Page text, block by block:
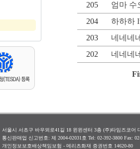
205
엄마 수
204
하하하
203
네네네
202
네네네
서울시 서초구 바우뫼로41길 18 윈윈센터 3층 (주)타임즈코어
통신판매업 신고번호: 제 2004-02031호 Tel: 02-392-3800 Fax:
개인정보보호배상책임보험 - 메리츠화재 증권번호 14620-80